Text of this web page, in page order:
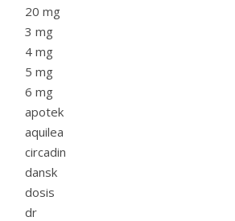
20 mg
3 mg
4 mg
5 mg
6 mg
apotek
aquilea
circadin
dansk
dosis
dr